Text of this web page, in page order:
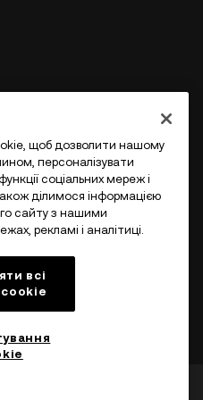
щоб дозволити нашому
персоналізувати
соціальних мереж і
ділимося інформацією
сайту з нашими
рекламі і аналітиці.
всі